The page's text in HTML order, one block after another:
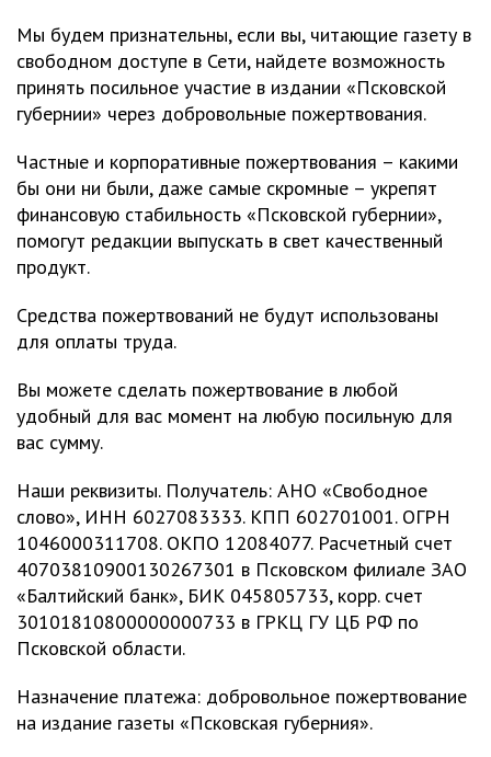
Мы будем признательны, если вы, читающие газету в
свободном доступе в Сети, найдете возможность
принять посильное участие в издании «Псковской
губернии» через добровольные пожертвования.
Частные и корпоративные пожертвования – какими
бы они ни были, даже самые скромные – укрепят
финансовую стабильность «Псковской губернии»,
помогут редакции выпускать в свет качественный
продукт.
Средства пожертвований не будут использованы
для оплаты труда.
Вы можете сделать пожертвование в любой
удобный для вас момент на любую посильную для
вас сумму.
Наши реквизиты. Получатель: АНО «Свободное
слово», ИНН 6027083333. КПП 602701001. ОГРН
1046000311708. ОКПО 12084077. Расчетный счет
40703810900130267301 в Псковском филиале ЗАО
«Балтийский банк», БИК 045805733, корр. счет
30101810800000000733 в ГРКЦ ГУ ЦБ РФ по
Псковской области.
Назначение платежа: добровольное пожертвование
на издание газеты «Псковская губерния».